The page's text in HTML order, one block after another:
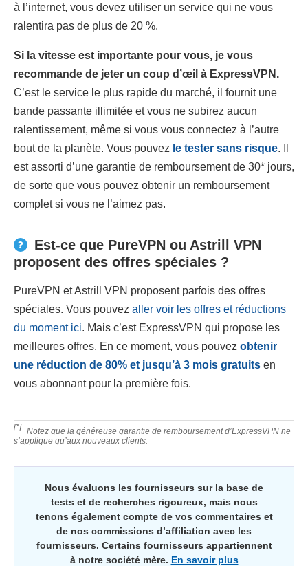
à l’internet, vous devez utiliser un service qui ne vous
ralentira pas de plus de 20 %.
Si la vitesse est importante pour vous, je vous
recommande de jeter un coup d’œil à ExpressVPN.
C’est le service le plus rapide du marché, il fournit une
bande passante illimitée et vous ne subirez aucun
ralentissement, même si vous vous connectez à l’autre
bout de la planète. Vous pouvez le tester sans risque. Il
est assorti d’une garantie de remboursement de 30* jours,
de sorte que vous pouvez obtenir un remboursement
complet si vous ne l’aimez pas.
Est-ce que PureVPN ou Astrill VPN
proposent des offres spéciales ?
PureVPN et Astrill VPN proposent parfois des offres
spéciales. Vous pouvez aller voir les offres et réductions
du moment ici. Mais c’est ExpressVPN qui propose les
meilleures offres. En ce moment, vous pouvez obtenir
une réduction de 80% et jusqu’à 3 mois gratuits en
vous abonnant pour la première fois.
[*] Notez que la généreuse garantie de remboursement d’ExpressVPN ne
s’applique qu’aux nouveaux clients.
Nous évaluons les fournisseurs sur la base de
tests et de recherches rigoureux, mais nous
tenons également compte de vos commentaires et
de nos commissions d’affiliation avec les
fournisseurs. Certains fournisseurs appartiennent
à notre société mère. En savoir plus